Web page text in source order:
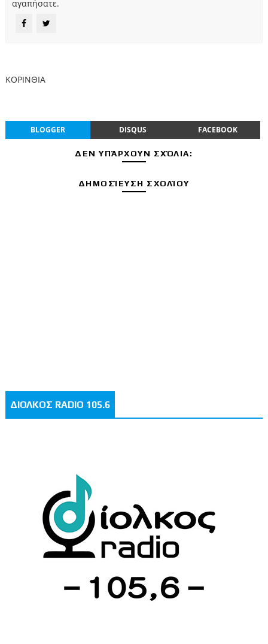
αγαπήσατε.
ΚΟΡΙΝΘΙΑ
BLOGGER DISQUS FACEBOOK
ΔΕΝ ΥΠΆΡΧΟΥΝ ΣΧΌΛΙΑ:
ΔΗΜΟΣΊΕΥΣΗ ΣΧΟΛΊΟΥ
ΔΙΟΛΚΟΣ RADIO 105.6